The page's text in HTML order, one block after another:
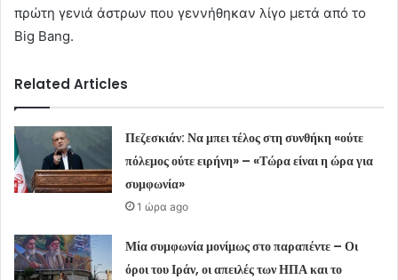
πρώτη γενιά άστρων που γεννήθηκαν λίγο μετά από το
Big Bang.
Related Articles
Πεζεσκιάν: Να μπει τέλος στη συνθήκη «ούτε
πόλεμος ούτε ειρήνη» – «Τώρα είναι η ώρα για
συμφωνία»
1 ώρα ago
Μία συμφωνία μονίμως στο παραπέντε – Οι
όροι του Ιράν, οι απειλές των ΗΠΑ και το